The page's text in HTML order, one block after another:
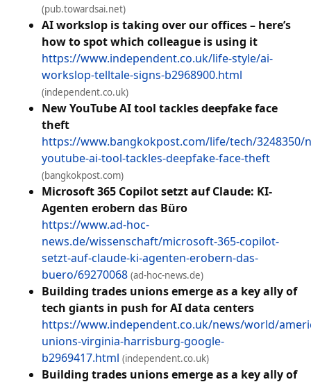
(pub.towardsai.net)
AI workslop is taking over our offices – here’s
how to spot which colleague is using it
https://www.independent.co.uk/life-style/ai-
workslop-telltale-signs-b2968900.html
(independent.co.uk)
New YouTube AI tool tackles deepfake face
theft
https://www.bangkokpost.com/life/tech/3248350/
youtube-ai-tool-tackles-deepfake-face-theft
(bangkokpost.com)
Microsoft 365 Copilot setzt auf Claude: KI-
Agenten erobern das Büro
https://www.ad-hoc-
news.de/wissenschaft/microsoft-365-copilot-
setzt-auf-claude-ki-agenten-erobern-das-
buero/69270068 (ad-hoc-news.de)
Building trades unions emerge as a key ally of
tech giants in push for AI data centers
https://www.independent.co.uk/news/world/
unions-virginia-harrisburg-google-
b2969417.html (independent.co.uk)
Building trades unions emerge as a key ally of